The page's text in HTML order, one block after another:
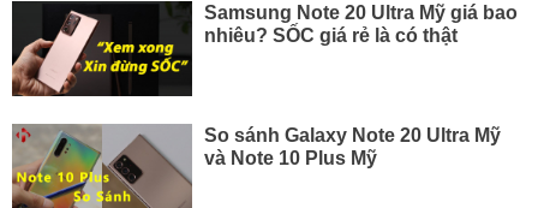
Samsung Note 20 Ultra Mỹ giá bao
nhiêu? SỐC giá rẻ là có thật
So sánh Galaxy Note 20 Ultra Mỹ
và Note 10 Plus Mỹ